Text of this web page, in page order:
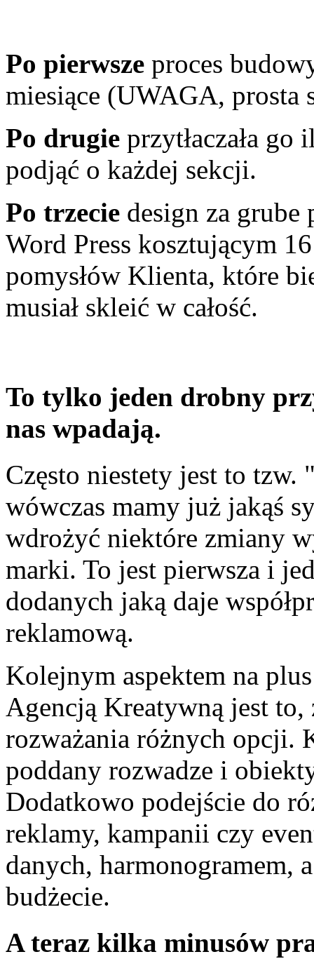
Po pierwsze proces
miesiące (UWAGA, prosta
Po drugie przytłaczała go
podjąć o każdej sekcji.
Po trzecie design za grube
Word Press kosztującym
pomysłów Klienta, które
musiał skleić w całość.
To tylko jeden drobny
nas wpadają.
Często niestety jest to tzw.
wówczas mamy już jakąś
wdrożyć niektóre zmiany
marki. To jest pierwsza i
dodanych jaką daje
reklamową.
Kolejnym aspektem na
Agencją Kreatywną jest to,
rozważania różnych opcji.
poddany rozwadze i
Dodatkowo podejście do
reklamy, kampanii czy
danych, harmonogramem,
budżecie.
A teraz kilka minusów